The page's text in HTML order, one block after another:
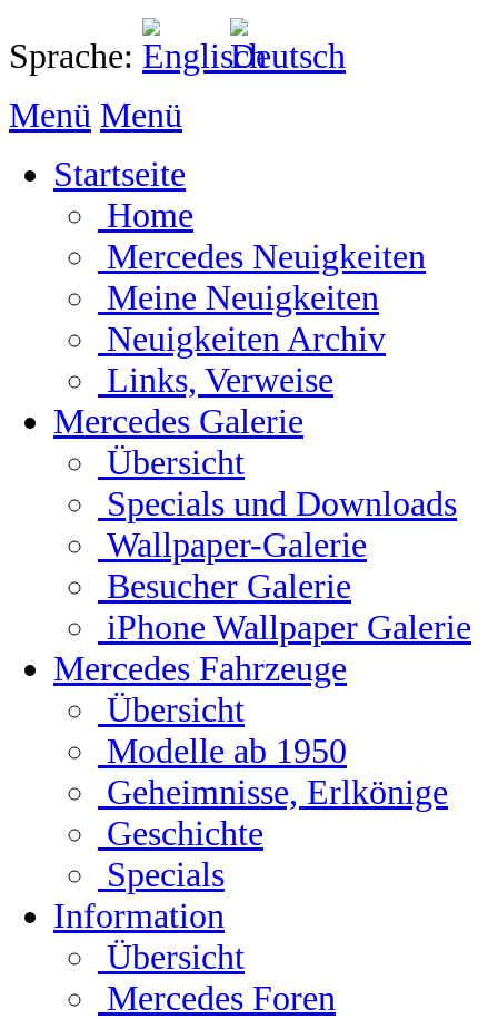
Sprache:
Menü Menü
Startseite
Home
Mercedes Neuigkeiten
Meine Neuigkeiten
Neuigkeiten Archiv
Links, Verweise
Mercedes Galerie
Übersicht
Specials und Downloads
Wallpaper-Galerie
Besucher Galerie
iPhone Wallpaper Galerie
Mercedes Fahrzeuge
Übersicht
Modelle ab 1950
Geheimnisse, Erlkönige
Geschichte
Specials
Information
Übersicht
Mercedes Foren